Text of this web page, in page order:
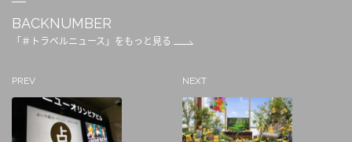
BACKNUMBER
「＃トラベルニュース」をもっと見る
PREV NEXT